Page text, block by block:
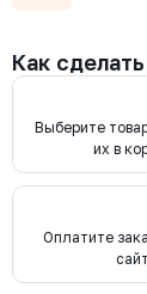
Как
Выберите
их в
Оплатите